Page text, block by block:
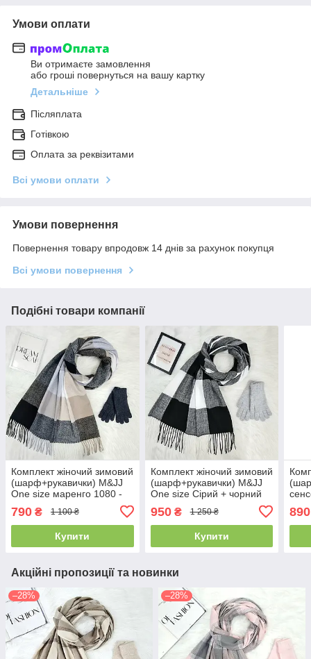
Умови оплати
Ви отримаєте замовлення
або гроші повернуться на вашу картку
Детальніше
Післяплата
Готівкою
Оплата за реквізитами
Всі умови оплати
Умови повернення
Повернення товару впродовж 14 днів за рахунок покупця
Всі умови повернення
Подібні товари компанії
Комплект жіночий зимовий
(шарф+рукавички) M&JJ
One size маренго 1080 -
790 ₴ 1 100 ₴
Купити
Комплект жіночий зимовий
(шарф+рукавички) M&JJ
One size Сірий + чорний
950₴ 1 250 ₴
Купити
4115
890
Акційні пропозиції та новинки
–28% –28%